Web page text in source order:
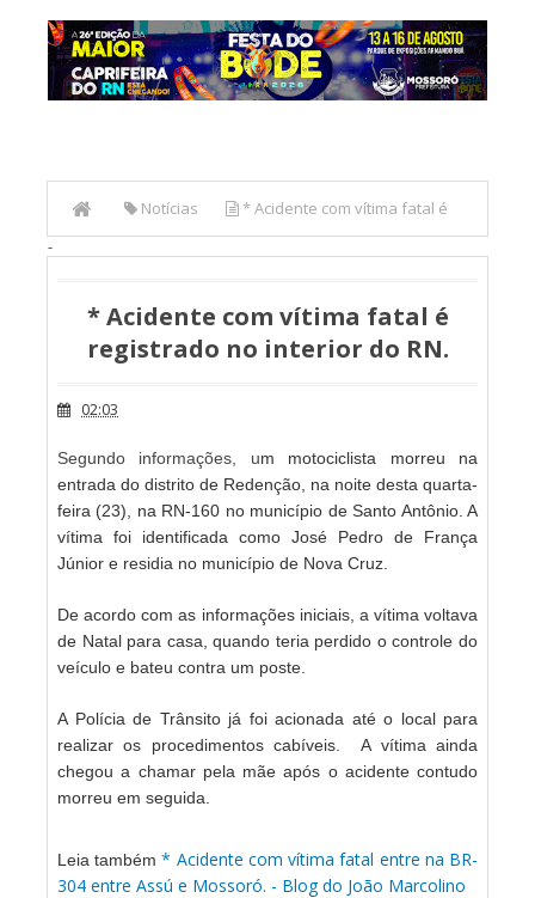
Notícias * Acidente com vítima fatal é
registrado no interior do RN.
-
* Acidente com vítima fatal é
registrado no interior do RN.
02:03
Segundo informações, um motociclista morreu na
entrada do distrito de Redenção, na noite desta quarta-
feira (23), na RN-160 no município de Santo Antônio. A
vítima foi identificada como José Pedro de França
Júnior e residia no município de Nova Cruz.
De acordo com as informações iniciais, a vítima voltava
de Natal para casa, quando teria perdido o controle do
veículo e bateu contra um poste.
A Polícia de Trânsito já foi acionada até o local para
realizar os procedimentos cabíveis.A vítima ainda
chegou a chamar pela mãe após o acidente contudo
morreu em seguida.
Leia também* Acidente com vítima fatal entre na BR-
304 entre Assú e Mossoró. - Blog do João Marcolino